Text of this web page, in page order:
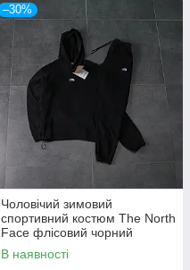
–30%
Чоловічий зимовий
спортивний костюм The North
Face флісовий чорний
Комплект Зе Норт Фейс
плюшевий
В наявності